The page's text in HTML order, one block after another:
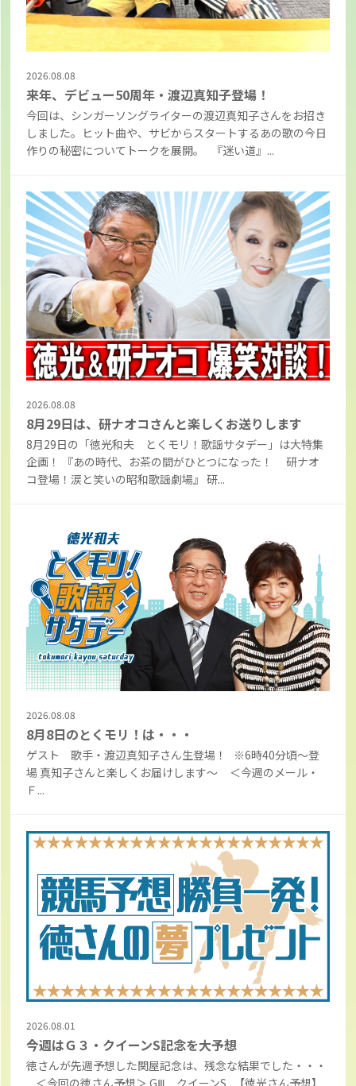
2026.08.08
来年、デビュー50周年・渡辺真知子登場！
今回は、シンガーソングライターの渡辺真知子さんをお招き
しました。ヒット曲や、サビからスタートするあの歌の今日
作りの秘密についてトークを展開。 『迷い道』...
2026.08.08
8月29日は、研ナオコさんと楽しくお送りします
8月29日の「徳光和夫 とくモリ！歌謡サタデー」は大特集
企画！ 『あの時代、お茶の間がひとつになった！ 研ナオ
コ登場！涙と笑いの昭和歌謡劇場』 研...
2026.08.08
8月8日のとくモリ！は・・・
ゲスト 歌手・渡辺真知子さん生登場！ ※6時40分頃～登
場 真知子さんと楽しくお届けします～ ＜今週のメール・
Ｆ...
2026.08.01
今週はＧ３・クイーンS記念を大予想
徳さんが先週予想した関屋記念は、残念な結果でした・・・
＜今回の徳さん予想＞ GⅢ クイーンS 【徳光さん予想】